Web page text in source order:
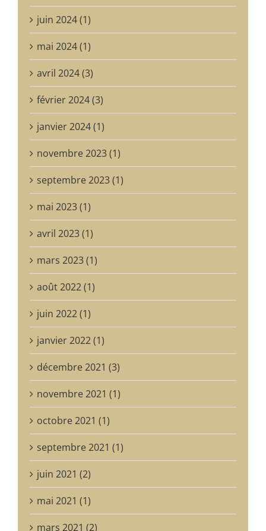
juin 2024 (1)
mai 2024 (1)
avril 2024 (3)
février 2024 (3)
janvier 2024 (1)
novembre 2023 (1)
septembre 2023 (1)
mai 2023 (1)
avril 2023 (1)
mars 2023 (1)
août 2022 (1)
juin 2022 (1)
janvier 2022 (1)
décembre 2021 (3)
novembre 2021 (1)
octobre 2021 (1)
septembre 2021 (1)
juin 2021 (2)
mai 2021 (1)
mars 2021 (2)